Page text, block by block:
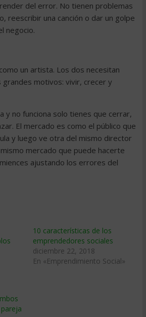
del error. No tienen problemas
reescribir una canción o dar un golpe
negocio.
un artista. Los dos necesitan
motivos: vivir, crecer y
y no funciona solo tienes que cerrar,
El mercado es como el público que
y luego ve otra del mismo director
mercado que puede hacerte
ajustando los errores del
10 características de los
emprendedores sociales
diciembre 22, 2018
En «Emprendimiento Social»